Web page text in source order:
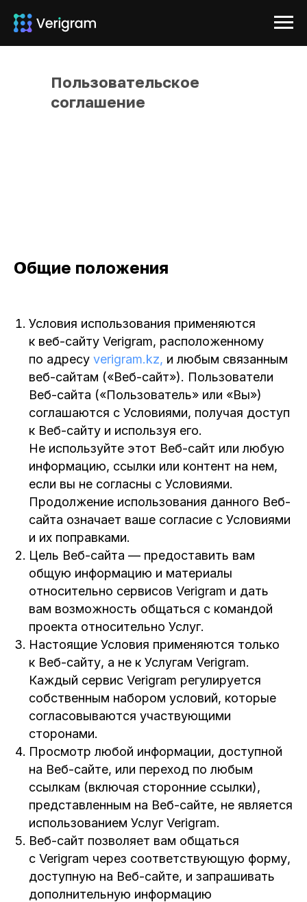
Пользовательское
соглашение
Общие положения
Условия использования применяются
к веб-сайту Verigram, расположенному
по адресу verigram.kz, и любым связанным
веб-сайтам («Веб-сайт»). Пользователи
Веб-сайта («Пользователь» или «Вы»)
соглашаются с Условиями, получая доступ
к Веб-сайту и используя его.
Не используйте этот Веб-сайт или любую
информацию, ссылки или контент на нем,
если вы не согласны с Условиями.
Продолжение использования данного Веб-
сайта означает ваше согласие с Условиями
и их поправками.
Цель Веб-сайта — предоставить вам
общую информацию и материалы
относительно сервисов Verigram и дать
вам возможность общаться с командой
проекта относительно Услуг.
Настоящие Условия применяются только
к Веб-сайту, а не к Услугам Verigram.
Каждый сервис Verigram регулируется
собственным набором условий, которые
согласовываются участвующими
сторонами.
Просмотр любой информации, доступной
на Веб-сайте, или переход по любым
ссылкам (включая сторонние ссылки),
представленным на Веб-сайте, не является
использованием Услуг Verigram.
Веб-сайт позволяет вам общаться
с Verigram через соответствующую форму,
доступную на Веб-сайте, и запрашивать
дополнительную информацию